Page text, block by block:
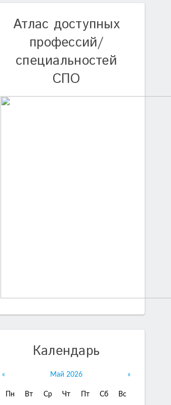
Атлас доступных
профессий/
специальностей
СПО
Календарь
« Май 2026 »
Пн Вт Ср Чт Пт Сб Вс